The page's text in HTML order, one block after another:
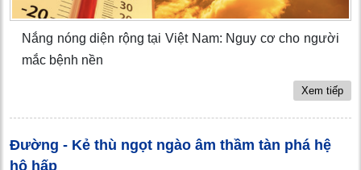
Nắng nóng diện rộng tại Việt Nam: Nguy cơ cho người
mắc bệnh nền
Xem tiếp
Đường - Kẻ thù ngọt ngào âm thầm tàn phá hệ
hô hấp